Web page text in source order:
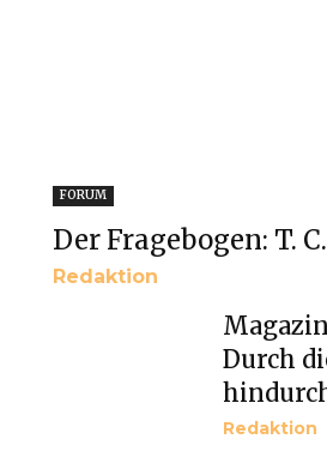
FORUM
Der Fragebogen: T.
Redaktion
Durch
Redaktion